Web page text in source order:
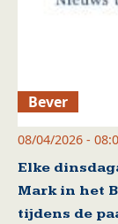
Bever
08/04/2026 -
Elke
Mark in het
tijdens de